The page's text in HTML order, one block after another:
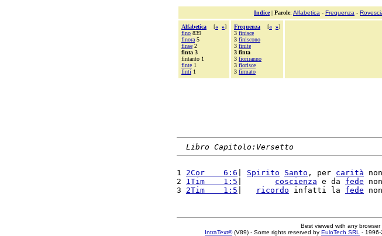
Indice| Parole: Alfabetica - Frequenza -
Alfabetica [« »]
fino 839
finora 5
finse 2
finta 3
fintanto 1
finte 1
finti 1
Frequenza [« »]
3 finisce
3 finiscono
3 finite
3 finta
3 fioriranno
3 fiorisce
3 firmato
Libro Capitolo:Versetto
1 2Cor    6:6 Spirito Santo , per carità
2 1Tim    1:5 coscienza e da fede
3 2Tim    1:5 ricordo infatti la fede
Best viewed with any
IntraText®(V89) - Some rights reserved by EuloTech SRL -